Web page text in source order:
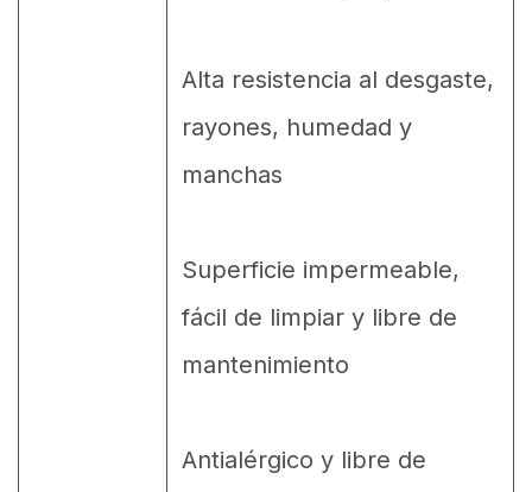
Alta resistencia al desgaste,
rayones, humedad y
manchas
Superficie impermeable,
fácil de limpiar y libre de
mantenimiento
Antialérgico y libre de